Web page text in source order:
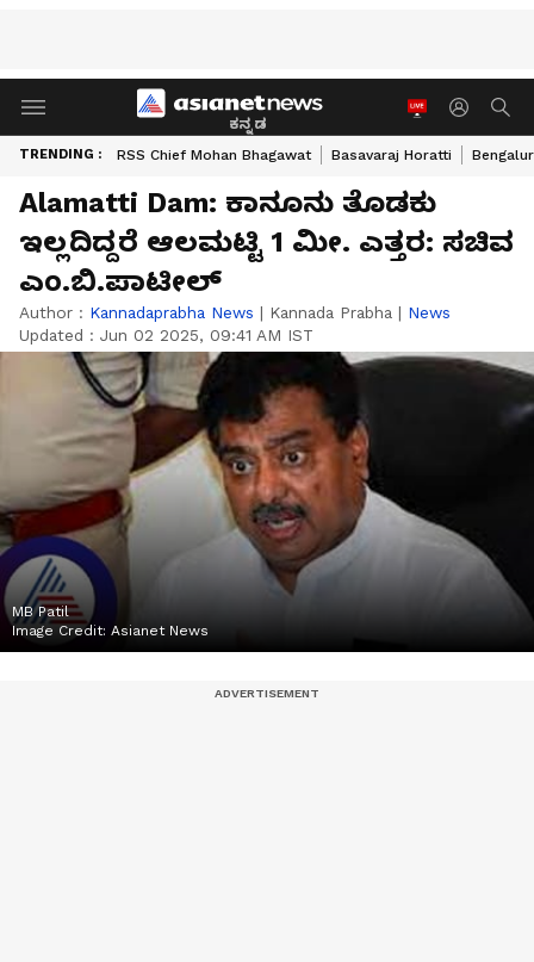
ಕನ್ನಡ
TRENDING : RSS Chief Mohan Bhagawat Basavaraj Horatti
Alamatti Dam: ಕಾನೂನು ತೊಡಕು
ಇಲ್ಲದಿದ್ದರೆ ಆಲಮಟ್ಟಿ 1 ಮೀ. ಎತ್ತರ: ಸಚಿವ
ಎಂ.ಬಿ.ಪಾಟೀಲ್
Author : Kannadaprabha News | Kannada Prabha | News
Updated : Jun 02 2025, 09:41 AM IST
MB Patil
Image Credit: Asianet News